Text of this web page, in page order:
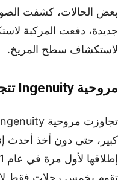
بعض الحالات، كشفت
جديدة، دفعت المركبة
لاستكشاف سطح المريخ.
مروحية Ingenuity
كبير، حتى دون أخذ أحدث
تقوم بخمس رحلات فقط